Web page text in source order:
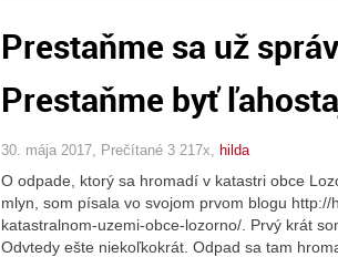
Prestaňme sa už
Prestaňme byť
30. mája 2017, Prečítané 3 217x, hilda
O odpade, ktorý sa hromadí v katastri obce
mlyn, som písala vo svojom prvom blogu
katastralnom-uzemi-obce-lozorno/. Prvý krát
Odvtedy ešte niekoľkokrát. Odpad sa tam